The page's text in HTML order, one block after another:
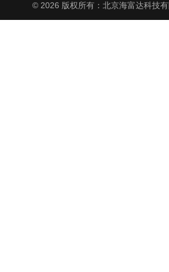
© 2026 版权所有：北京海富达科技